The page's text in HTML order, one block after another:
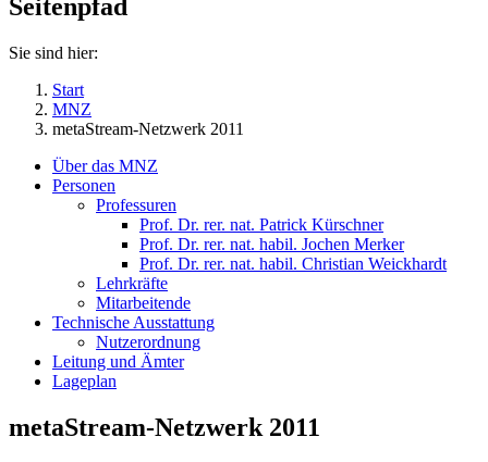
Seitenpfad
Sie sind hier:
Start
MNZ
metaStream-Netzwerk 2011
Über das MNZ
Personen
Professuren
Prof. Dr. rer. nat. Patrick Kürschner
Prof. Dr. rer. nat. habil. Jochen Merker
Prof. Dr. rer. nat. habil. Christian Weickhardt
Lehrkräfte
Mitarbeitende
Technische Ausstattung
Nutzerordnung
Leitung und Ämter
Lageplan
metaStream-Netzwerk 2011